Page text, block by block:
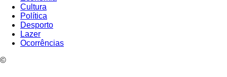
Cultura
Política
Desporto
Lazer
Ocorrências
©